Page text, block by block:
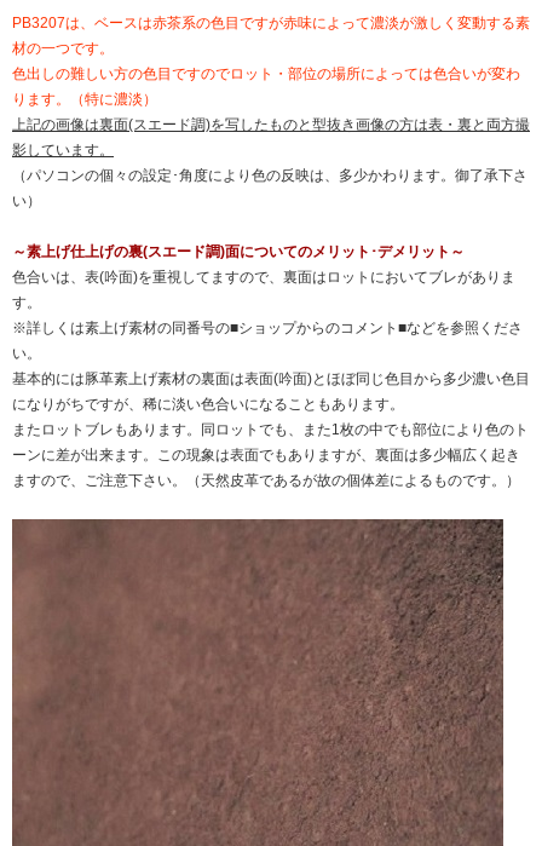
PB3207は、ベースは赤茶系の色目ですが赤味によって濃淡が激しく変動する素
材の一つです。
色出しの難しい方の色目ですのでロット・部位の場所によっては色合いが変わ
ります。（特に濃淡）
上記の画像は裏面(スエード調)を写したものと型抜き画像の方は表・裏と両方撮
影しています。
（パソコンの個々の設定･角度により色の反映は、多少かわります。御了承下さ
い）
～素上げ仕上げの裏(スエード調)面についてのメリット･デメリット～
色合いは、表(吟面)を重視してますので、裏面はロットにおいてブレがありま
す。
※詳しくは素上げ素材の同番号の■ショップからのコメント■などを参照くださ
い。
基本的には豚革素上げ素材の裏面は表面(吟面)とほぼ同じ色目から多少濃い色目
になりがちですが、稀に淡い色合いになることもあります。
またロットブレもあります。同ロットでも、また1枚の中でも部位により色のト
ーンに差が出来ます。この現象は表面でもありますが、裏面は多少幅広く起き
ますので、ご注意下さい。（天然皮革であるが故の個体差によるものです。）